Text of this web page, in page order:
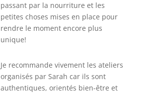
passant par la nourriture et les
petites choses mises en place pour
rendre le moment encore plus
unique!
Je recommande vivement les ateliers
organisés par Sarah car ils sont
authentiques, orientés bien-être et